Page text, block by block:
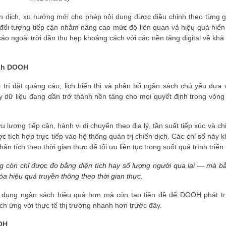
dịch, xu hướng mới cho phép nội dung được điều chỉnh theo từng
tượng tiếp cận nhằm nâng cao mức độ liên quan và hiệu quả
ngoài trời dần thu hẹp khoảng cách với các nền tảng digital về khả
DOOH
đặt quảng cáo, lịch hiển thị và phân bổ ngân sách chủ yếu dựa
liệu đang dần trở thành nền tảng cho mọi quyết định trong
lượng tiếp cận, hành vi di chuyển theo địa lý, tần suất tiếp xúc và
tích hợp trực tiếp vào hệ thống quản trị chiến dịch. Các chỉ số này
tích theo thời gian thực để tối ưu liên tục trong suốt quá trình triển
còn chỉ được đo bằng diện tích hay số lượng người qua lại — mà
hiệu quả truyền thông theo thời gian thực.
ngân sách hiệu quả hơn mà còn tạo tiền đề để DOOH phát
ứng với thực tế thị trường nhanh hơn trước đây.